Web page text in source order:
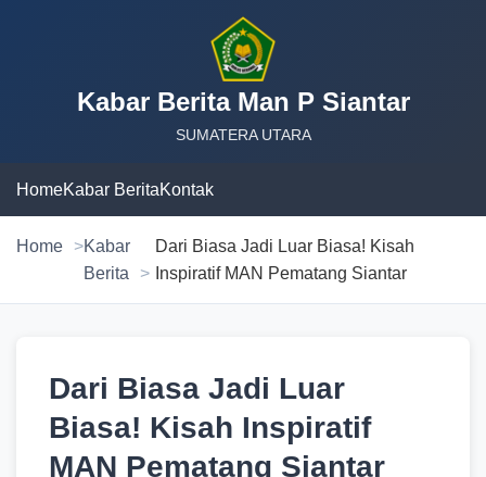
Kabar Berita Man P Siantar
SUMATERA UTARA
HomeKabar BeritaKontak
Home
Kabar
Berita
Dari Biasa Jadi Luar Biasa! Kisah
Inspiratif MAN Pematang Siantar
Dari Biasa Jadi Luar
Biasa! Kisah Inspiratif
MAN Pematang Siantar